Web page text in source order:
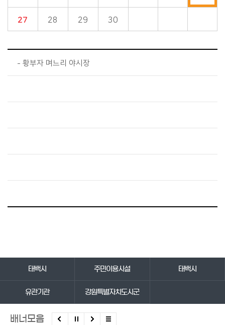
27 28 29 30
황부자 며느리 야시장
태백시 주민이용시설 태백시
유관기관 강원특별자치도시군
배너모음